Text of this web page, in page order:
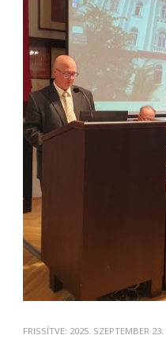
FRISSÍTVE: 2025. SZEPTEMBER 23.